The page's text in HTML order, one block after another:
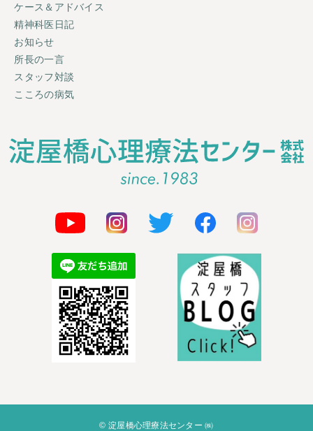
ケース＆アドバイス
精神科医日記
お知らせ
所長の一言
スタッフ対談
こころの病気
© 淀屋橋心理療法センター ㈱